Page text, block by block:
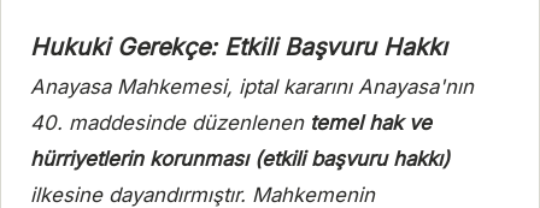
Hukuki Gerekçe: Etkili Başvuru Hakkı
Anayasa Mahkemesi, iptal kararını Anayasa'nın
40. maddesinde düzenlenen temel hak ve
hürriyetlerin korunması (etkili başvuru hakkı)
ilkesine dayandırmıştır. Mahkemenin